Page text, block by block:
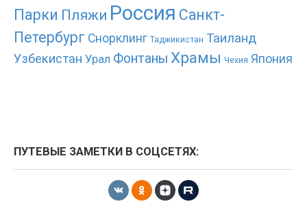
Парки Пляжи Россия Санкт-
Петербург Снорклинг Таджикистан Таиланд
Узбекистан Урал Фонтаны Храмы Чехия Япония
ПУТЕВЫЕ ЗАМЕТКИ В СОЦСЕТЯХ: